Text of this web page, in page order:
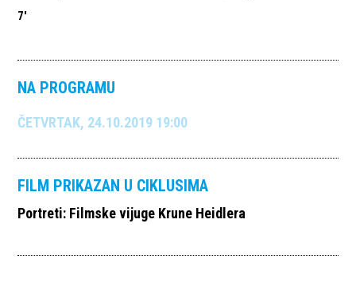
7'
NA PROGRAMU
ČETVRTAK, 24.10.2019 19:00
FILM PRIKAZAN U CIKLUSIMA
Portreti: Filmske vijuge Krune Heidlera